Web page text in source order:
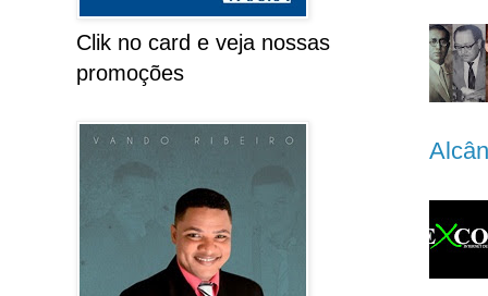
Clik no card e veja nossas
promoções